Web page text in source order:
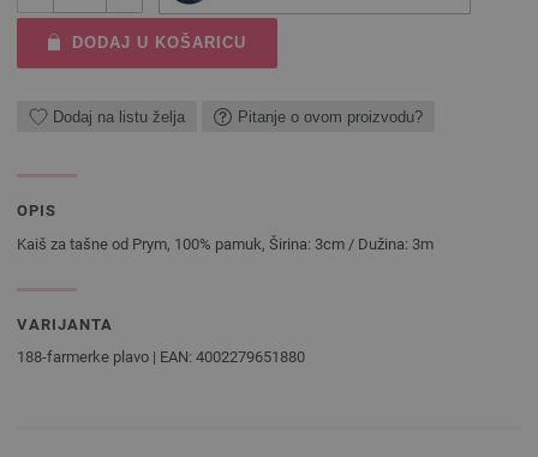
DODAJ U KOŠARICU
Dodaj na listu želja Pitanje o ovom proizvodu?
OPIS
Kaiš za tašne od Prym, 100% pamuk, Širina: 3cm / Dužina: 3m
VARIJANTA
188-farmerke plavo | EAN: 4002279651880